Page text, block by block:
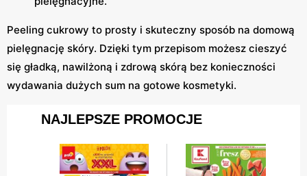
Peeling cukrowy to prosty i skuteczny sposób na domową
pielęgnację skóry. Dzięki tym przepisom możesz cieszyć
się gładką, nawilżoną i zdrową skórą bez konieczności
wydawania dużych sum na gotowe kosmetyki.